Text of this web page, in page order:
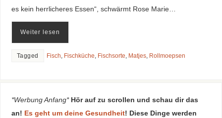
es kein herrlicheres Essen“, schwärmt Rose Marie…
Weiter lesen
Tagged Fisch, Fischküche, Fischsorte, Matjes, Rollmoepsen
*Werbung Anfang* Hör auf zu scrollen und schau dir das
an! Es geht um deine Gesundheit! Diese Dinge werden